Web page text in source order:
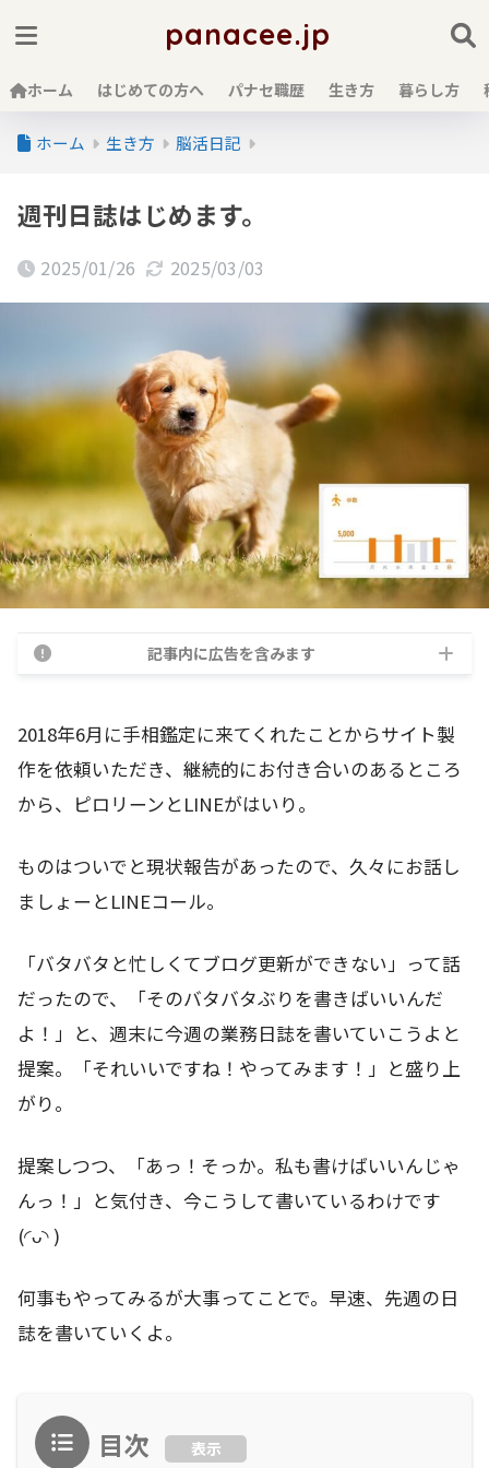
panacee.jp
ホーム はじめての方へ パナセ職歴 生き方 暮らし方
ホーム 生き方 脳活日記
週刊日誌はじめます。
2025/01/26 2025/03/03
記事内に広告を含みます
2018年6月に手相鑑定に来てくれたことからサイト製
作を依頼いただき、継続的にお付き合いのあるところ
から、ピロリーンとLINEがはいり。
ものはついでと現状報告があったので、久々にお話し
ましょーとLINEコール。
「バタバタと忙しくてブログ更新ができない」って話
だったので、「そのバタバタぶりを書きばいいんだ
よ！」と、週末に今週の業務日誌を書いていこうよと
提案。「それいいですね！やってみます！」と盛り上
がり。
提案しつつ、「あっ！そっか。私も書けばいいんじゃ
んっ！」と気付き、今こうして書いているわけです
(◜ᴗ◝ )
何事もやってみるが大事ってことで。早速、先週の日
誌を書いていくよ。
目次 表示